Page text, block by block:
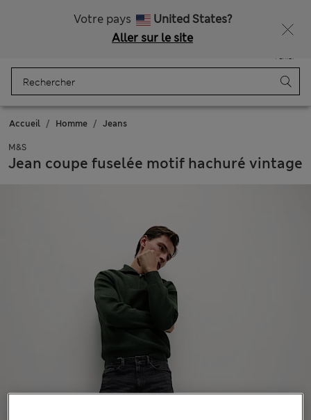
Votre pays
United States?
Aller sur le site
Panier
Accueil Homme Jeans
M&S
Jean coupe fuselée motif hachuré vintage